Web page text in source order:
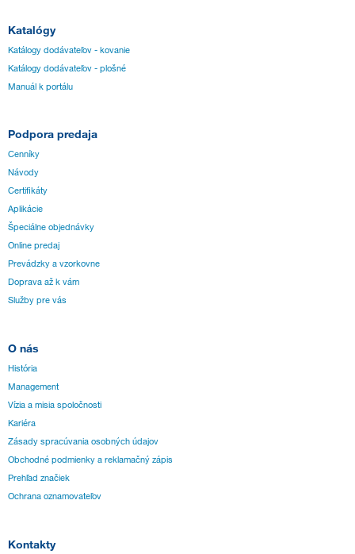
Katalógy
Katálogy dodávateľov - kovanie
Katálogy dodávateľov - plošné
Manuál k portálu
Podpora predaja
Cenníky
Návody
Certifikáty
Aplikácie
Špeciálne objednávky
Online predaj
Prevádzky a vzorkovne
Doprava až k vám
Služby pre vás
O nás
História
Management
Vízia a misia spoločnosti
Kariéra
Zásady spracúvania osobných údajov
Obchodné podmienky a reklamačný zápis
Prehľad značiek
Ochrana oznamovateľov
Kontakty